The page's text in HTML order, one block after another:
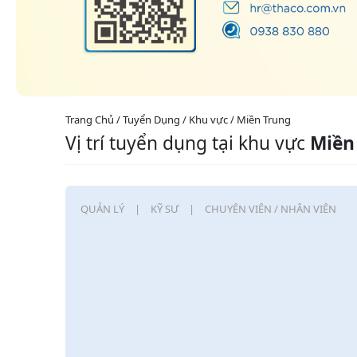
Trang Chủ / Tuyển Dụng / Khu vực / Miền Trung
Vị trí tuyển dụng tại khu vực
QUẢN LÝ KỸ SƯ CHUYÊN VIÊN / NHÂN VIÊN